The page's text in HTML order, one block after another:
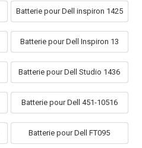
Batterie pour Dell inspiron 1425
Batterie pour Dell Inspiron 13
Batterie pour Dell Studio 1436
Batterie pour Dell 451-10516
Batterie pour Dell FT095